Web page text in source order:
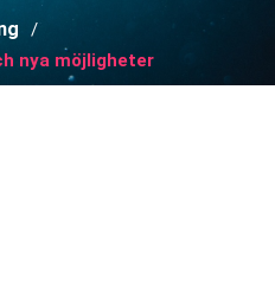
nya möjligheter